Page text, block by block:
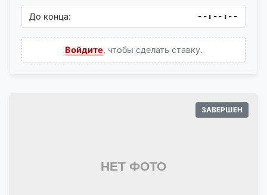
До конца: --:--:--
Войдите, чтобы сделать ставку.
ЗАВЕРШЕН